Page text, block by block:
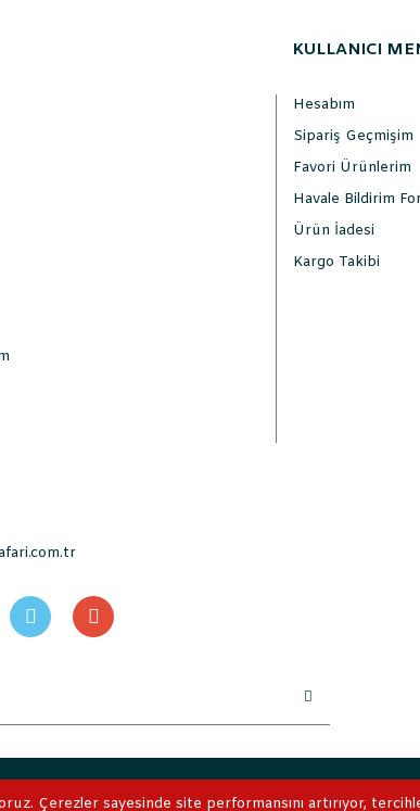
Çerezler sayesinde site performansını artırıyor,
KULLANICI
Hesabım
Sipariş Geçmişim
Favori Ürünlerim
Havale Bildirim
Ürün İadesi
Kargo Takibi